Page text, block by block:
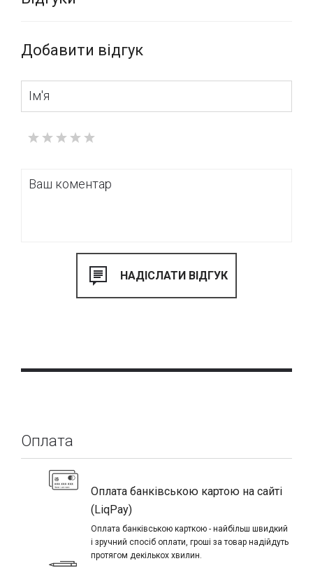
Добавити відгук
Оплата
Оплата банківською картою на сайті
(LiqPay)
Оплата банківською карткою - найбільш швидкий
і зручний спосіб оплати, гроші за товар надійдуть
протягом декількох хвилин.